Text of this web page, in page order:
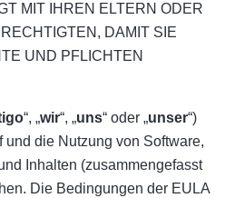
MIT IHREN ELTERN ODER
DAMIT SIE
UND PFLICHTEN
“, „wir“, „uns“ oder „unser“)
und die Nutzung von Software,
Inhalten (zusammengefasst
Die Bedingungen der EULA